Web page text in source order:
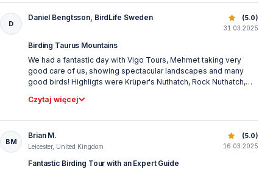
Ptaki Turcji: Najlepsze Miejsca do Obserwacji
D
Daniel Bengtsson, BirdLife Sweden (5.0)
31.03.2025
Birding Taurus Mountains
We had a fantastic day with Vigo Tours, Mehmet taking very
good care of us, showing spectacular landscapes and many
good birds! Highligts were Krüper's Nuthatch, Rock Nuthatch,
Finsch's Wheatear, and - of course - Brown Fish-Owl! :) Taking
fair. Using Vigo Tours for birding the Taurus Mountains (and the
coast below, and even other parts of Turkey, I beleive) should
be highly recommended!
Czytaj więcej
Ptaki Turcji: Najlepsze Miejsca do Obserwacji
BM
Brian M.
Leicester, United Kingdom
(5.0)
16.03.2025
Fantastic Birding Tour with an Expert Guide